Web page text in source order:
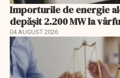
Importurile de energie
depășit 2.200 MW la
04 AUGUST 2026